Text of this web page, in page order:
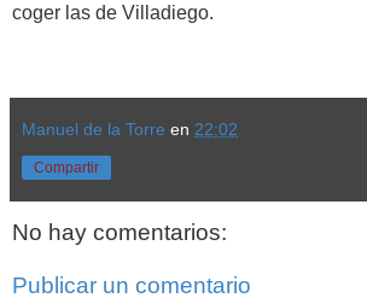
coger las de Villadiego.
Manuel de la Torre en 22:02
Compartir
No hay comentarios:
Publicar un comentario